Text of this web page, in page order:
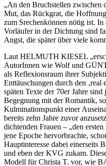
„An den Bruchstellen zwischen
Mut, das Rückgrat, die
zum Srechenkönnen nötig ist.
Vorläufer in der Dichtung sind
Angst, die später über viele
Laut HELMUTH KIESEL
AutorInnen wie Wolf und
als Reflexionsraum ihrer
Enttäuschungen durch den ‚real
späten Texte der 70er Jahre
Begegnung mit der Romantik,
Kulminationspunkt einer
bereits zehn Jahre zuvor
dichtenden Frauen – „den
jene Epoche hervorbrachte,
Hauptinteresse dabei
und eben der KVG zukam.
Modell für Christa T. vor, wie